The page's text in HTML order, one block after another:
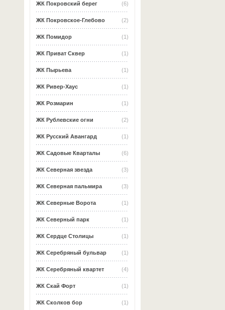
(6)
ЖК Покровский берег
(2)
ЖК Покровское-Глебово
(1)
ЖК Помидор
(1)
ЖК Приват Сквер
(1)
ЖК Пырьева
(1)
ЖК Ривер-Хаус
(1)
ЖК Розмарин
(2)
ЖК Рублевские огни
(1)
ЖК Русский Авангард
(6)
ЖК Садовые Кварталы
(3)
ЖК Северная звезда
(3)
ЖК Северная пальмира
(1)
ЖК Северные Ворота
(1)
ЖК Северный парк
(1)
ЖК Сердце Столицы
(1)
ЖК Серебряный бульвар
(4)
ЖК Серебряный квартет
(1)
ЖК Скай Форт
(1)
ЖК Сколков бор